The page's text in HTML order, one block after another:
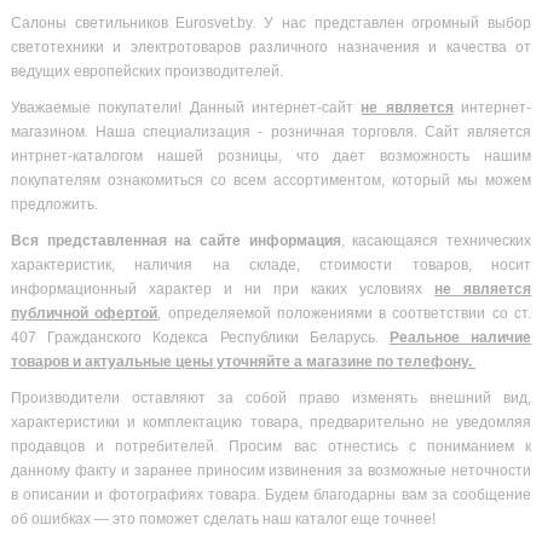
Салоны светильников Eurosvet.by. У нас представлен огромный выбор
светотехники и электротоваров различного назначения и качества от
ведущих европейских производителей.
Уважаемые покупатели! Данный интернет-сайт не является интернет-
магазином. Наша специализация - розничная торговля. Сайт является
интрнет-каталогом нашей розницы, что дает возможность нашим
покупателям ознакомиться со всем ассортиментом, который мы можем
предложить.
Вся представленная на сайте информация, касающаяся технических
характеристик, наличия на складе, стоимости товаров, носит
информационный характер и ни при каких условиях не является
публичной офертой, определяемой положениями в соответствии со ст.
407 Гражданского Кодекса Республики Беларусь.
Реальное наличие
товаров и актуальные цены уточняйте а магазине по телефону.
Производители оставляют за собой право изменять внешний вид,
характеристики и комплектацию товара, предварительно не уведомляя
продавцов и потребителей. Просим вас отнестись с пониманием к
данному факту и заранее приносим извинения за возможные неточности
в описании и фотографиях товара. Будем благодарны вам за сообщение
об ошибках — это поможет сделать наш каталог еще точнее!